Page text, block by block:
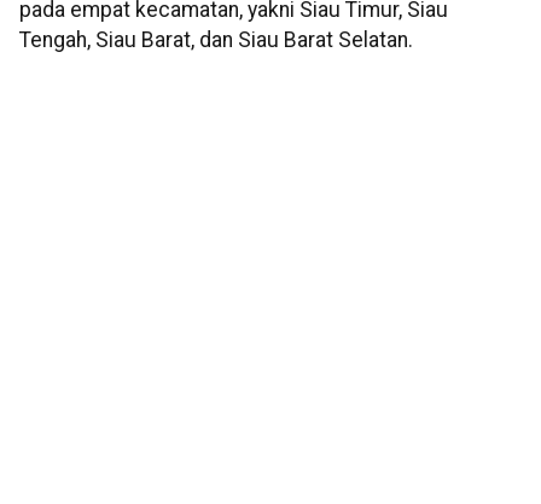
pada empat kecamatan, yakni Siau Timur, Siau
Tengah, Siau Barat, dan Siau Barat Selatan.